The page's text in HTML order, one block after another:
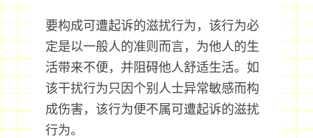
要构成可遭起诉的滋扰行为，该行为必
定是以一般人的准则而言，为他人的生
活带来不便，并阻碍他人舒适生活。如
该干扰行为只因个别人士异常敏感而构
成伤害，该行为便不属可遭起诉的滋扰
行为。